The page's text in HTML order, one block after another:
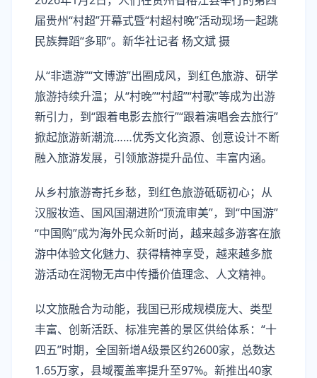
届贵州“村超”开幕式暨“村超村晚”活动现场一起跳
民族舞蹈“多耶”。新华社记者 杨文斌 摄
从“非遗游”“文博游”出圈成风，到红色旅游、研学
旅游持续升温；从“村晚”“村超”“村歌”等成为出游
新引力，到“跟着电影去旅行”“跟着演唱会去旅行”
掀起旅游新潮流……优秀文化资源、创意设计不断
融入旅游发展，引领旅游提升品位、丰富内涵。
从乡村旅游寄托乡愁，到红色旅游砥砺初心；从
汉服妆造、国风国潮进阶“顶流审美”，到“中国游”
“中国购”成为海外民众新时尚，越来越多游客在旅
游中体验文化魅力、获得精神享受，越来越多旅
游活动在润物无声中传播价值理念、人文精神。
以文旅融合为动能，我国已形成规模庞大、类型
丰富、创新活跃、标准完善的景区供给体系：“十
四五”时期，全国新增A级景区约2600家，总数达
1.65万家，县域覆盖率提升至97%。新推出40家